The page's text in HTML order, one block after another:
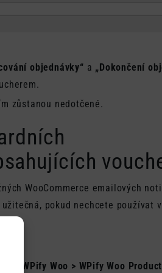
objednávky“ a „Dokončení
zůstanou nedotčené.
WooCommerce emailových
pokud nechcete používat
> WPify Woo > WPify Woo Product